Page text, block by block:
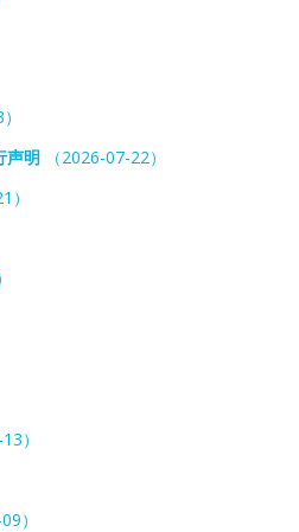
声明 （2026-07-22）
）
）
）